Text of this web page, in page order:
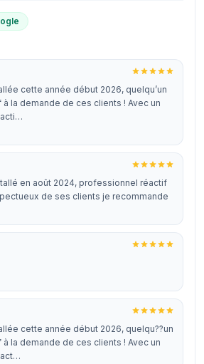
cette année début 2026, quelqu’un
la demande de ces clients ! Avec un
en août 2024, professionnel réactif
de ses clients je recommande
cette année début 2026, quelqu??un
la demande de ces clients ! Avec un